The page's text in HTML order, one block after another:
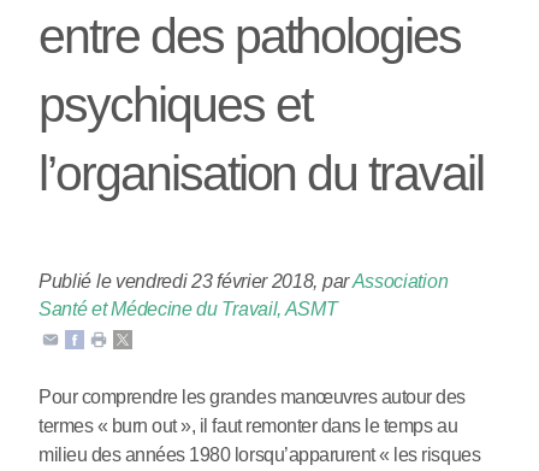
entre des pathologies
psychiques et
l’organisation du travail
Publié le vendredi 23 février 2018, parAssociation
Santé et Médecine du Travail, ASMT
Pour comprendre les grandes manœuvres autour des
termes « burn out », il faut remonter dans le temps au
milieu des années 1980 lorsqu’apparurent « les risques